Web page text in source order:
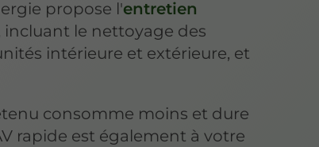
propose l'entretien
incluant le nettoyage des
intérieure et extérieure, et
consomme moins et dure
rapide est également à votre